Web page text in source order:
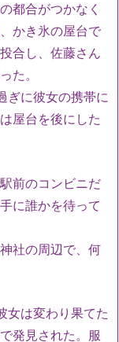
都合がつかなく
かき氷の屋台で
合し、佐藤さん
た。
ぎに彼女の携帯に
屋台を後にした
前のコンビニだ
に誰かを待って
社の周辺で、何
女は変わり果てた
発見された。服